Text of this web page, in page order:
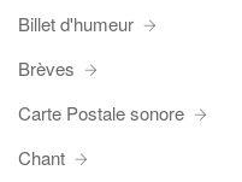
Billet d'humeur
Brèves
Carte Postale sonore
Chant